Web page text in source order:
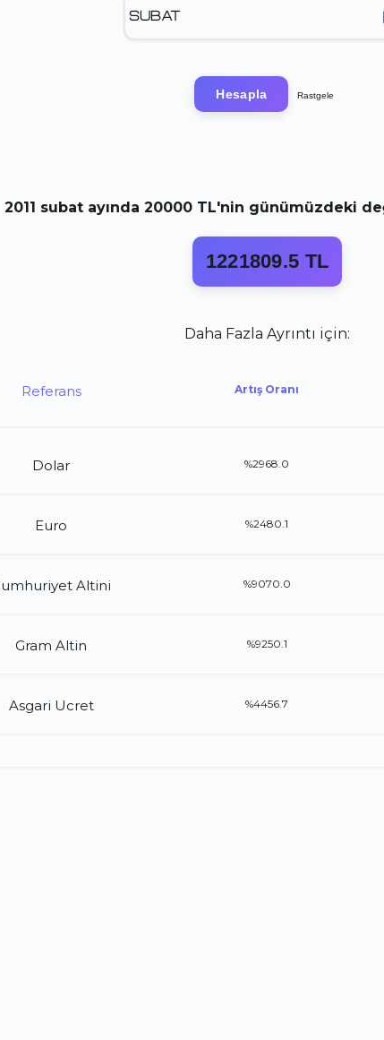
Hesapla Rastgele
2011 subatayında 20000 TL'nin günümüzdeki
1221809.5 TL
Daha Fazla Ayrıntı için:
Referans Artış Oranı
Dolar %2968.0
Euro %2480.1
Altini %9070.0
Gram Altin %9250.1
Asgari Ucret %4456.7